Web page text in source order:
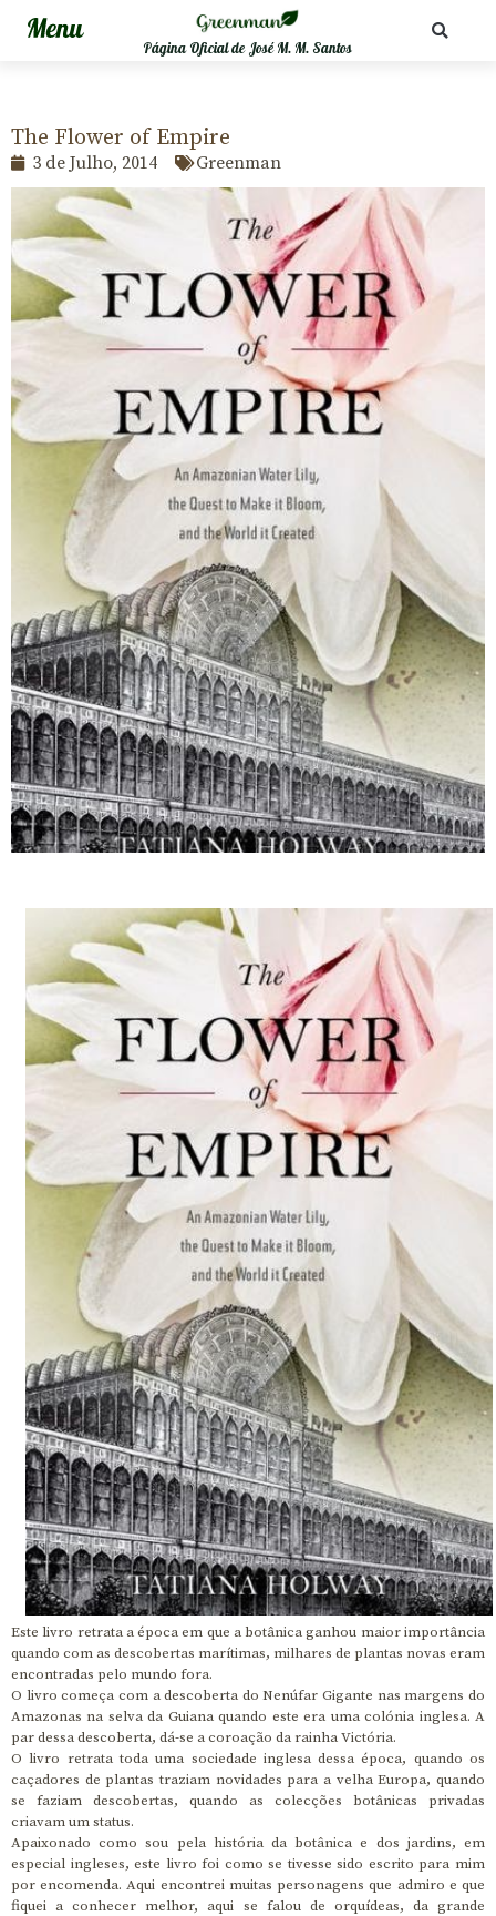
Página Oficial de José M. M. Santos
The Flower of Empire
3 de Julho, 2014 Greenman
Este livro retrata a época em que a botânica ganhou maior importância
quando com as descobertas marítimas, milhares de plantas novas eram
encontradas pelo mundo fora.
O livro começa com a descoberta do Nenúfar Gigante nas margens do
Amazonas na selva da Guiana quando este era uma colónia inglesa. A
par dessa descoberta, dá-se a coroação da rainha Victória.
O livro retrata toda uma sociedade inglesa dessa época, quando os
caçadores de plantas traziam novidades para a velha Europa, quando
se faziam descobertas, quando as colecções botânicas privadas
criavam um status.
Apaixonado como sou pela história da botânica e dos jardins, em
especial ingleses, este livro foi como se tivesse sido escrito para mim
por encomenda. Aqui encontrei muitas personagens que admiro e que
fiquei a conhecer melhor, aqui se falou de orquídeas, da grande